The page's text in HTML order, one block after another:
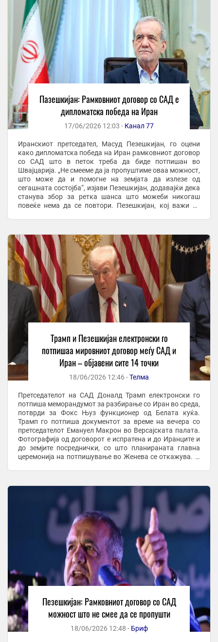
Пазешкијан: Рамковниот договор со САД е
дипломатска победа на Иран
17/06/2026 12:03 - Канал 77
Иранскиот претседател, Масуд Пезешкијан, го оцени
како дипломатска победа на Иран рамковниот договор
со САД што в петок треба да биде потпишан во
Швајцарија. „Не смееме да ја пропуштиме оваа можност,
што може да и помогне на земјата да излезе од
сегашната состојба“, изјави Пезешкијан, додавајќи дека
станува збор за ретка шанса што можеби никогаш
повеќе нема да се повтори. Пезешкијан, кој важи за
Трамп и Пезешкијан електронски го
потпишаа мировниот договор меѓу САД и
Иран – објавени сите 14 точки
18/06/2026 12:46 -Телма
Претседателот на САД Доналд Трамп електронски го
потпиша меморандумот за разбирање со Иран во среда,
потврди за Фокс Њуз функционер од Белата куќа.
Трамп го потпиша документот за време на вечера со
претседателот Емануел Макрон во Версајската палата.
Фотографија од договорот е испратена и до Иранците и
до земјите посреднички, со што планираната главна
церемонија на потпишување во Женева се откажува. И
Пезешкијан: Рамковниот договор со САД
можност што не смее да се пропушти
18/06/2026 12:48 - Бриф